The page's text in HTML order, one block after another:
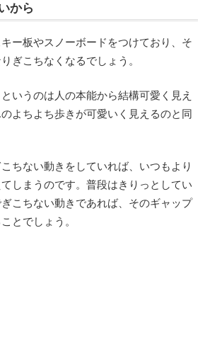
から
ー板やスノーボードをつけており、そ
ぎこちなくなるでしょう。
いうのは人の本能から結構可愛く見え
よちよち歩きが可愛いく見えるのと同
ちない動きをしていれば、いつもより
しまうのです。普段はきりっとしてい
こちない動きであれば、そのギャップ
とでしょう。